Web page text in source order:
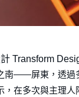
Transform
南——屏東，透過
，在多次與主理